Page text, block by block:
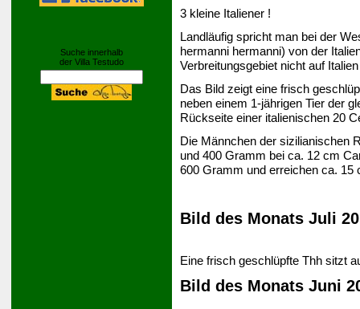
Suche innerhalb
der Villa Testudo
3 kleine Italiener !
Landläufig spricht man bei der
hermanni hermanni) von der
Verbreitungsgebiet nicht auf
Das Bild zeigt eine frisch
neben einem 1-jährigen Tier der
Rückseite einer italienischen 20
Die Männchen der sizilianischen
und 400 Gramm bei ca. 12 cm
600 Gramm und erreichen ca. 15
Bild des Monats Juli
Eine frisch geschlüpfte Thh sitzt
Bild des Monats Juni